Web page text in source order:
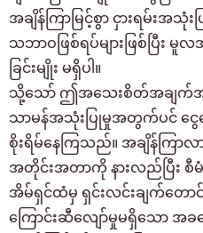
အချိန်ကြာမြင့်စွာ ငှားရမ်းအ
သဘာဝဖြစ်ရပ်များဖြစ်ပြီး
ခြင်းမျိုး မရှိပါ။
သို့သော် ဤအသေးစိတ်အချက်အ
သာမန်အသုံးပြုမှုအတွက်ပင် ငွ
စိုးရိမ်နေကြသည်။ အချိန်ကြာ
အတိုင်းအတာကို နားလည်ပြီး
အိမ်ရှင်ထံမှ ရှင်းလင်းချက်တောင်
ကြောင်းဆီလျော်မှုမရှိသော အခက